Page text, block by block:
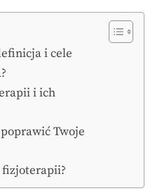
i cele
i ich
Twoje
fizjoterapii?